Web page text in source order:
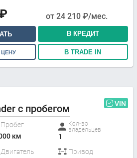
от 24 210 ₽/мес.
В КРЕДИТ
В TRADE IN
с пробегом VIN
Пробег
км
Кол-во
владельцев
1
Двигатель
Привод